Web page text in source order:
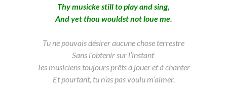
Thy musicke still to play and sing,
And yet thou wouldst not loue me.
Tu ne pouvais désirer aucune chose terrestre
Sans l’obtenir sur l’instant
Tes musiciens toujours prêts à jouer et à chanter
Et pourtant, tu n’as pas voulu m’aimer.